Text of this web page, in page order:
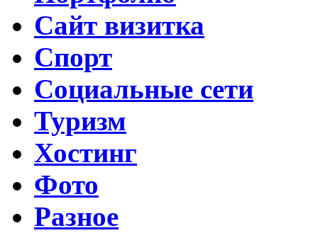
Сайт визитка
Спорт
Социальные сети
Туризм
Хостинг
Фото
Разное